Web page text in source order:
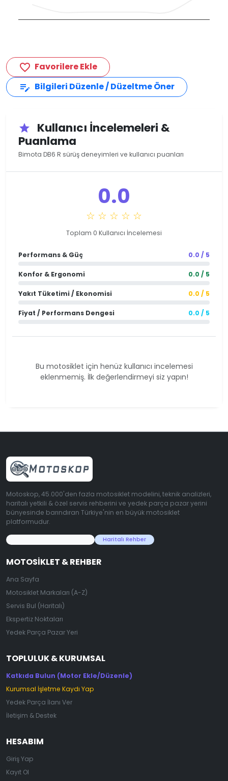
favorite_border Favorilere Ekle
edit_note Bilgileri Düzenle / Düzeltme Öner
star
Kullanıcı İncelemeleri &
Puanlama
Bimota DB6 R sürüş deneyimleri ve kullanıcı puanları
0.0
☆ ☆ ☆ ☆ ☆
Toplam 0 Kullanıcı İncelemesi
Performans & Güç 0.0 / 5
Konfor & Ergonomi 0.0 / 5
Yakıt Tüketimi / Ekonomisi 0.0 / 5
Fiyat / Performans Dengesi 0.0 / 5
Bu motosiklet için henüz kullanıcı incelemesi
eklenmemiş. İlk değerlendirmeyi siz yapın!
Motoskop, 45.000'den fazla motosiklet modelini, teknik analizleri,
haritalı yetkili & özel servis rehberini ve yedek parça pazar yerini
bünyesinde barındıran Türkiye'nin en büyük motosiklet
platformudur.
Haritalı Rehber
MOTOSIKLET & REHBER
Ana Sayfa
Motosiklet Markaları (A-Z)
Servis Bul (Haritalı)
Ekspertiz Noktaları
Yedek Parça Pazar Yeri
TOPLULUK & KURUMSAL
Katkıda Bulun (Motor Ekle/Düzenle)
Kurumsal İşletme Kaydı Yap
Yedek Parça İlanı Ver
İletişim & Destek
HESABIM
Giriş Yap
Kayıt Ol